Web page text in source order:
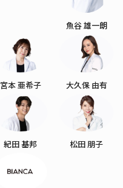
魚谷 雄一朗
宮本 亜希子 大久保 由有
紀田 基邦 松田 朋子